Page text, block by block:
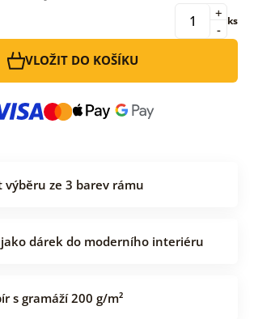
-
+ ks
VLOŽIT DO KOŠÍKU
výběru ze 3 barev rámu
dárek do moderního interiéru
s gramáží 200 g/m²